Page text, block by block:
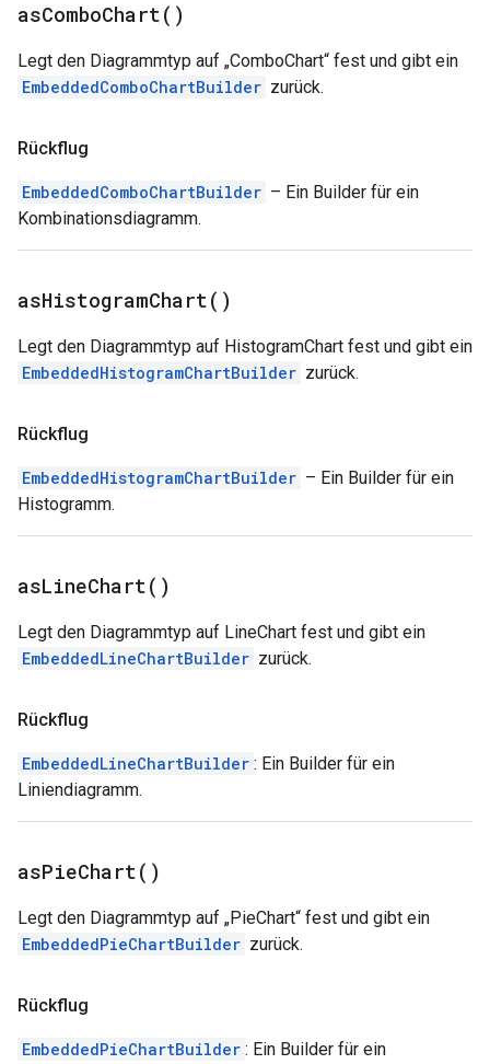
asComboChart( )
Legt den Diagrammtyp auf „ComboChart“ fest und gibt ein
EmbeddedComboChartBuilder zurück.
Rückflug
EmbeddedComboChartBuilder – Ein Builder für ein
Kombinationsdiagramm.
asHistogramChart( )
Legt den Diagrammtyp auf HistogramChart fest und gibt ein
EmbeddedHistogramChartBuilder zurück.
Rückflug
EmbeddedHistogramChartBuilder – Ein Builder für ein
Histogramm.
asLineChart( )
Legt den Diagrammtyp auf LineChart fest und gibt ein
EmbeddedLineChartBuilder zurück.
Rückflug
EmbeddedLineChartBuilder : Ein Builder für ein
Liniendiagramm.
asPieChart( )
Legt den Diagrammtyp auf „PieChart“ fest und gibt ein
EmbeddedPieChartBuilder zurück.
Rückflug
EmbeddedPieChartBuilder : Ein Builder für ein